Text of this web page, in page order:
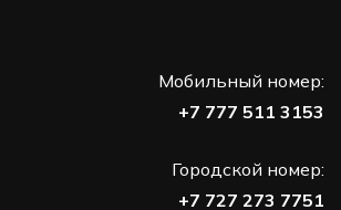
Мобильный номер:
+7 777 511 3153
Городской номер:
+7 727 273 7751